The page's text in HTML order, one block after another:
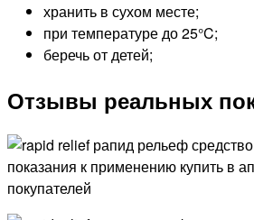
хранить в сухом месте;
при температуре до 25°C;
беречь от детей;
Отзывы реальных